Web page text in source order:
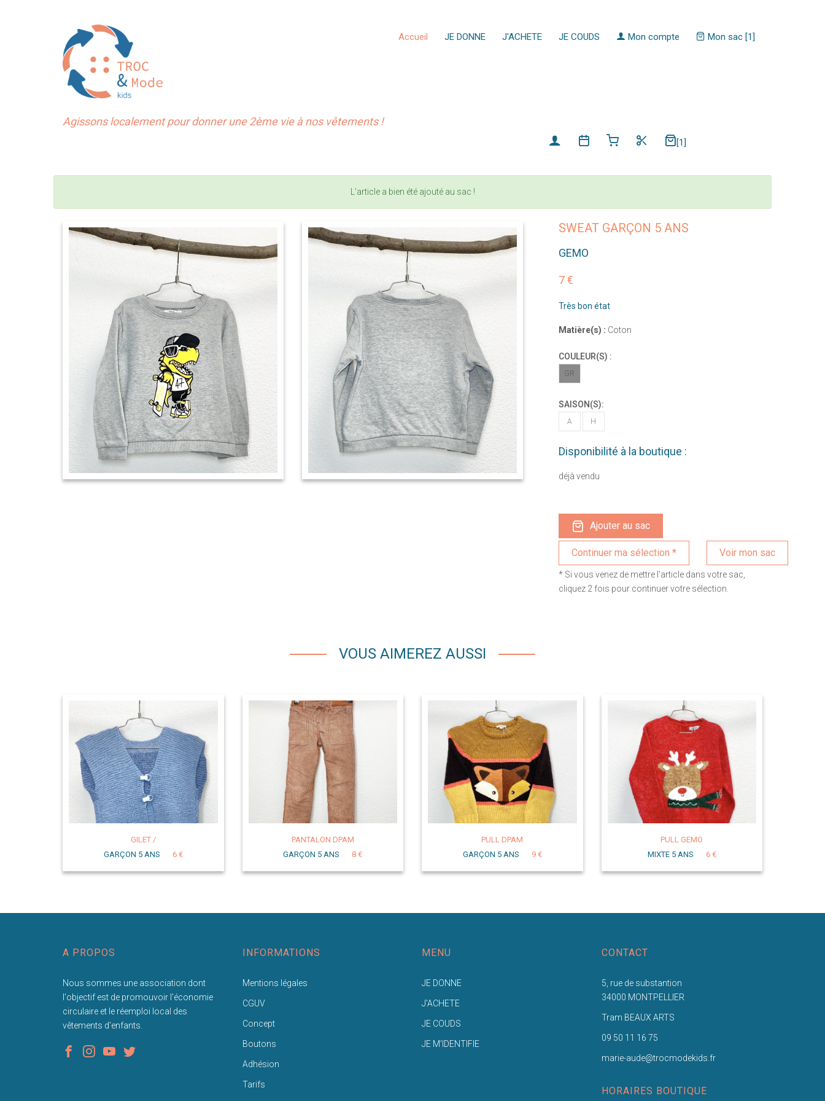
Accueil JE DONNE J'ACHETE JE COUDS Mon compte Mon sac [1]
Agissons localement pour donner une 2ème vie à nos vêtements !
[1]
L'article a bien été ajouté au sac !
SWEAT GARÇON 5 ANS
GEMO
7 €
Très bon état
Matière(s) : Coton
COULEUR(S) :
GR
SAISON(S):
A H
Disponibilité à la boutique :
déjà vendu
Ajouter au sac
Voir mon sac
* Si vous venez de mettre l'article dans votre sac,
cliquez 2 fois pour continuer votre sélection.
VOUS AIMEREZ AUSSI
GILET /
GARÇON 5 ANS
6 €
PANTALON DPAM
GARÇON 5 ANS
8 €
PULL DPAM
GARÇON 5 ANS
9 €
PULL GEMO
MIXTE 5 ANS
6 €
A PROPOS
Nous sommes une association dont
l'objectif est de promouvoir l'économie
circulaire et le réemploi local des
vêtements d'enfants.
INFORMATIONS
Mentions légales
CGUV
Concept
Boutons
Adhésion
Tarifs
MENU
JE DONNE
J'ACHETE
JE COUDS
JE M'IDENTIFIE
CONTACT
5, rue de substantion
34000 MONTPELLIER
Tram BEAUX ARTS
09 50 11 16 75
marie-aude@trocmodekids.fr
HORAIRES BOUTIQUE